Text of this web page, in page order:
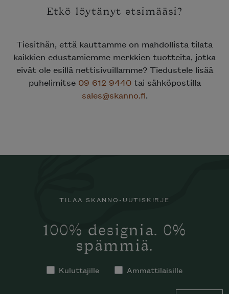
Etkö löytänyt etsimääsi?
Tiesithän, että kauttamme on mahdollista tilata
kaikkien edustamiemme merkkien tuotteita, jotka
eivät ole esillä nettisivuillamme? Tiedustele lisää
puhelimitse 09 612 9440tai sähköpostilla
sales@skanno.fi.
TILAA SKANNO-UUTISKIRJE
100% designia. 0%
spämmiä.
Kuluttajille Ammattilaisille